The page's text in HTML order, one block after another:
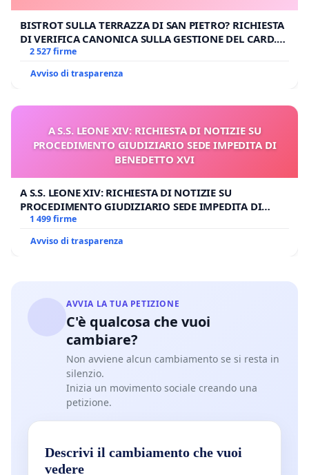
BISTROT SULLA TERRAZZA DI SAN PIETRO? RICHIESTA
DI VERIFICA CANONICA SULLA GESTIONE DEL CARD.
GAMBETTI
2 527 firme
Avviso di trasparenza
A S.S. LEONE XIV: RICHIESTA DI NOTIZIE SU
PROCEDIMENTO GIUDIZIARIO SEDE IMPEDITA DI
BENEDETTO XVI
A S.S. LEONE XIV: RICHIESTA DI NOTIZIE SU
PROCEDIMENTO GIUDIZIARIO SEDE IMPEDITA DI
BENEDETTO XVI
1 499 firme
Avviso di trasparenza
AVVIA LA TUA PETIZIONE
C'è qualcosa che vuoi
cambiare?
Non avviene alcun cambiamento se si resta in
silenzio.
Inizia un movimento sociale creando una
petizione.
Descrivi il cambiamento che vuoi
vedere